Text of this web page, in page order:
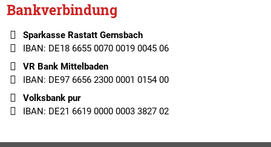
Bankverbindung
Sparkasse Rastatt Gernsbach
IBAN: DE18 6655 0070 0019 0045 06
VR Bank Mittelbaden
IBAN: DE97 6656 2300 0001 0154 00
Volksbank pur
IBAN: DE21 6619 0000 0003 3827 02